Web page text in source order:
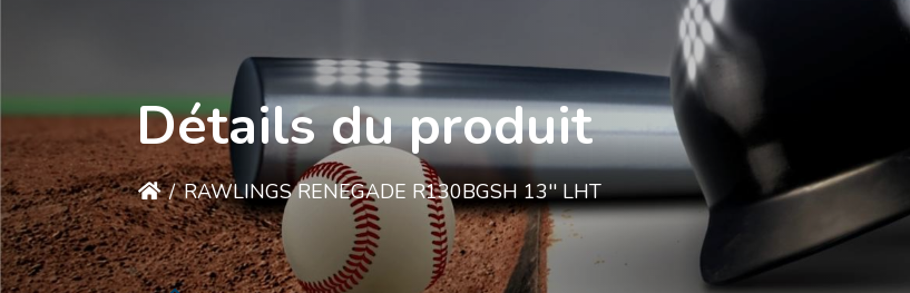
Détails du produit
/ RAWLINGS RENEGADE R130BGSH 13'' LHT